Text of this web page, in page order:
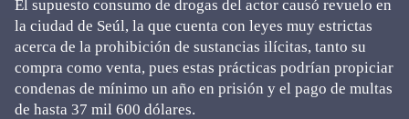
El supuesto consumo de drogas del actor causó revuelo en
la ciudad de Seúl, la que cuenta con leyes muy estrictas
acerca de la prohibición de sustancias ilícitas, tanto su
compra como venta, pues estas prácticas podrían propiciar
condenas de mínimo un año en prisión y el pago de multas
de hasta 37 mil 600 dólares.